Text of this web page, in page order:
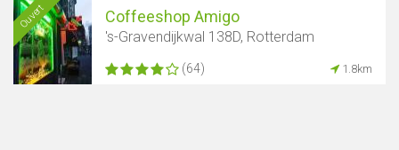
Afficher la carte
Ouvert Coffeeshop Amigo
's-Gravendijkwal 138D, Rotterdam
(64) 1.8km